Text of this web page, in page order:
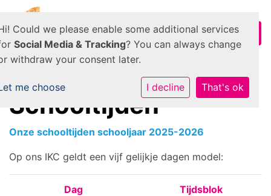
Schooltijden
Onze schooltijden schooljaar 2025-2026
Op ons IKC geldt een vijf gelijkje dagen model:
Dag Tijdsblok
Could we please enable some additional services
Social Media & Tracking? You can always change
withdraw your consent later.
me choose I decline That's ok